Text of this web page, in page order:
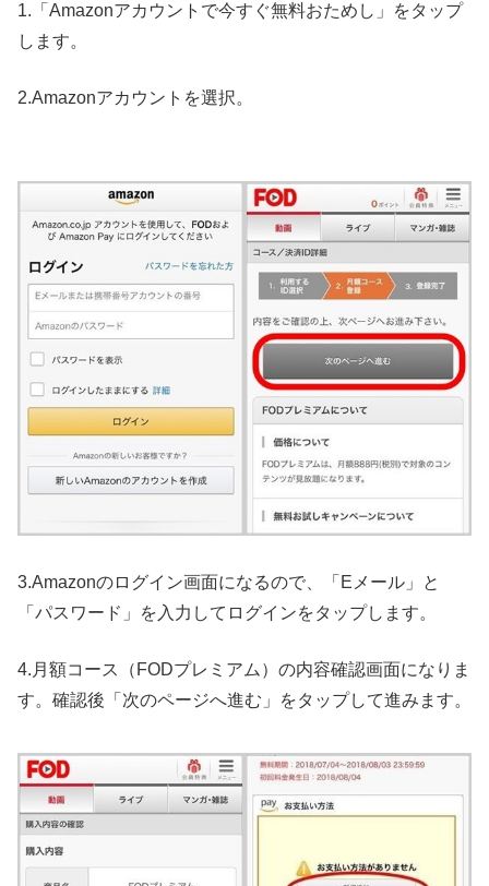
1.「Amazonアカウントで今すぐ無料おためし」をタップ
します。
2.Amazonアカウントを選択。
3.Amazonのログイン画面になるので、「Eメール」と
「パスワード」を入力してログインをタップします。
4.月額コース（FODプレミアム）の内容確認画面になりま
す。確認後「次のページへ進む」をタップして進みます。